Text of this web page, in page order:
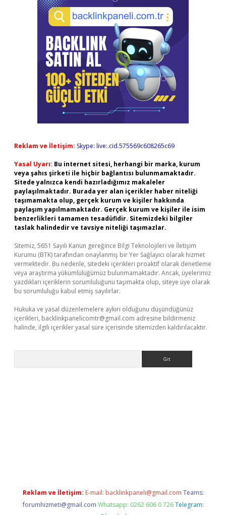
Reklam ve İletişim: Skype: live:.cid.575569c608265c69
Yasal Uyarı: Bu internet sitesi, herhangi bir marka, kurum
veya şahıs şirketi ile hiçbir bağlantısı bulunmamaktadır.
Sitede yalnızca kendi hazırladığımız makaleler
paylaşılmaktadır. Burada yer alan içerikler haber niteliği
taşımamakta olup, gerçek kurum ve kişiler hakkında
paylaşım yapılmamaktadır. Gerçek kurum ve kişiler ile isim
benzerlikleri tamamen tesadüfidir. Sitemizdeki bilgiler
taslak halindedir ve tavsiye niteliği taşımazlar.
Sitemiz, 5651 Sayılı Kanun gereğince Bilgi Teknolojileri ve İletişim
Kurumu (BTK) tarafından onaylanmış bir Yer Sağlayıcı olarak hizmet
vermektedir. Bu nedenle, sitedeki içerikleri proaktif olarak denetleme
veya araştırma yükümlülüğümüz bulunmamaktadır. Ancak, üyelerimiz
yazdıkları içeriklerin sorumluluğunu taşımakta olup, siteye üye olarak
bu sorumluluğu kabul etmiş sayılırlar.
Hukuka ve yasal düzenlemelere aykırı olduğunu düşündüğünüz
içerikleri, backlinkpanelicomtr@gmail.com adresine bildirmeniz
halinde, ilgili içerikler yasal süre içerisinde sitemizden kaldırılacaktır.
Reklam ve İletişim: E-mail: backlinkpaneli@gmail.com Teams:
forumhizmeti@gmail.com Whatsapp: 0262 606 0 726 Telegram: